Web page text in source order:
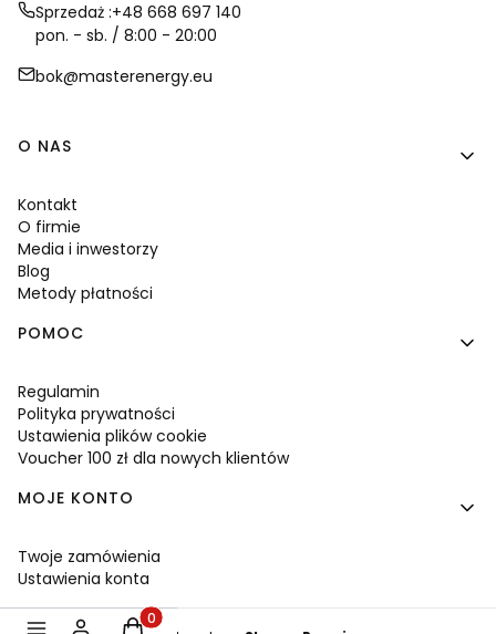
Sprzedaż :+48 668 697 140
pon. - sb. / 8:00 - 20:00
bok@masterenergy.eu
Linki w stopce
O NAS
Kontakt
O firmie
Media i inwestorzy
Blog
Metody płatności
POMOC
Regulamin
Polityka prywatności
Ustawienia plików cookie
Voucher 100 zł dla nowych klientów
MOJE KONTO
Twoje zamówienia
Ustawienia konta